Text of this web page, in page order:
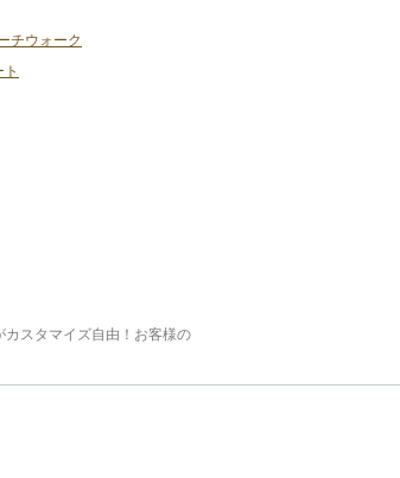
チウォーク
スタマイズ自由！お客様の